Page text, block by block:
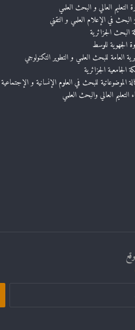
التعليم العالي و البحث العلمي
البحث في الإعلام العلمي و التقني
البحث الجزائرية
الجهوية للوسط
العامة للبحث العلمي و التطوير التكنولوجي
الجامعية الجزائرية
الموضوعاتية للبحث في العلوم الإنسانية و الإجتماعية
التعليم العالي والبحث العلمي
البحث